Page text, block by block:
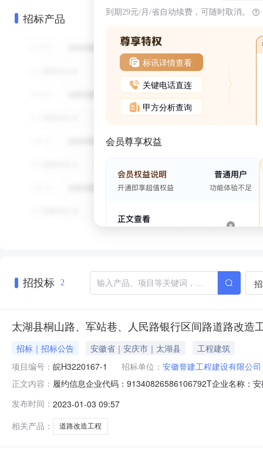
招标产品 到期29元/月/省自动续费，可随时取消。
标讯详情查看
关键电话直连
甲方分析查询
会员尊享权益
招投标 2
太湖县桐山路、军站巷、人民路银行区间路道路改造
招标｜招标公告 安徽省｜安庆市｜太湖县
工程建筑
项目编号： 皖H3220167-1 招标单位： 安徽誉建工程建设有限公司
正文内容： 履约信息企业代码：91340826586106792T企业名称：
同结算金额(元)：5844176.59合同工期(天)：132工期(
发布时间： 2023-01-03 09:57
相关产品：
道路改造工程